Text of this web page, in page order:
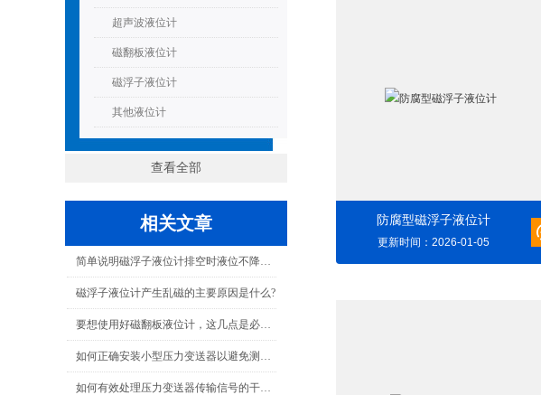
超声波液位计
磁翻板液位计
磁浮子液位计
其他液位计
查看全部
相关文章
简单说明磁浮子液位计排空时液位不降反升的故障原因
磁浮子液位计产生乱磁的主要原因是什么?
要想使用好磁翻板液位计，这几点是必须知道的！
如何正确安装小型压力变送器以避免测量误差？
如何有效处理压力变送器传输信号的干扰？
防腐型磁浮子液位计
更新时间：2026-01-05